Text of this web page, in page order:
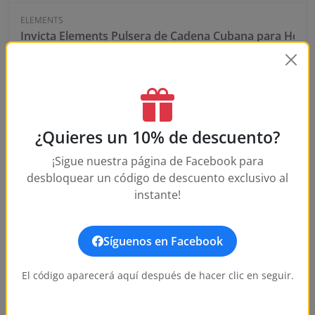
ELEMENTS
Invicta Elements Pulsera de Cadena Cubana para
OUT OF STOCK
-72%
¿Quieres un 10% de descuento?
¡Sigue nuestra página de Facebook para
desbloquear un código de descuento exclusivo al
instante!
Síguenos en Facebook
El código aparecerá aquí después de hacer clic en seguir.